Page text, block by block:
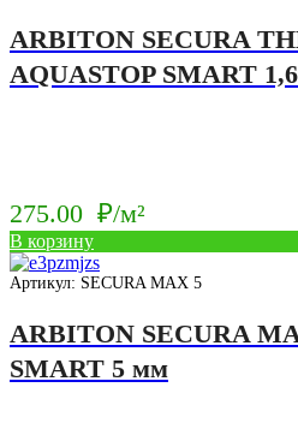
ARBITON SECURA
AQUASTOP SMART
275.00 ₽/м²
В корзину
Артикул: SECURA MAX 5
ARBITON SECURA
SMART 5 мм